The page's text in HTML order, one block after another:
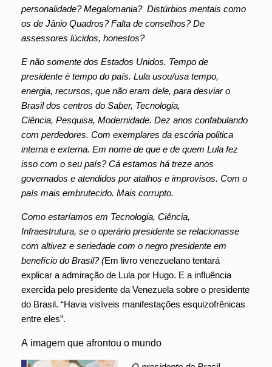
personalidade? Megalomania? Distúrbios mentais como
os de Jânio Quadros? Falta de conselhos? De
assessores lúcidos, honestos?
E não somente dos Estados Unidos. Tempo de
presidente é tempo do país. Lula usou/usa tempo,
energia, recursos, que não eram dele, para desviar o
Brasil dos centros do Saber, Tecnologia,
Ciência, Pesquisa, Modernidade. Dez anos confabulando
com perdedores. Com exemplares da escória politica
interna e externa. Em nome de que e de quem Lula fez
isso com o seu país? Cá estamos há treze anos
governados e atendidos por atalhos e improvisos. Com o
país mais embrutecido. Mais corrupto.
Como estaríamos em Tecnologia, Ciência,
Infraestrutura, se o operário presidente se relacionasse
com altivez e seriedade com o negro presidente em
benefício do Brasil?(Em livro venezuelano tentará
explicar a admiração de Lula por Hugo. E a influência
exercida pelo presidente da Venezuela sobre o presidente
do Brasil. “Havia visíveis manifestações esquizofrênicas
entre eles”.
A imagem que afrontou o mundo